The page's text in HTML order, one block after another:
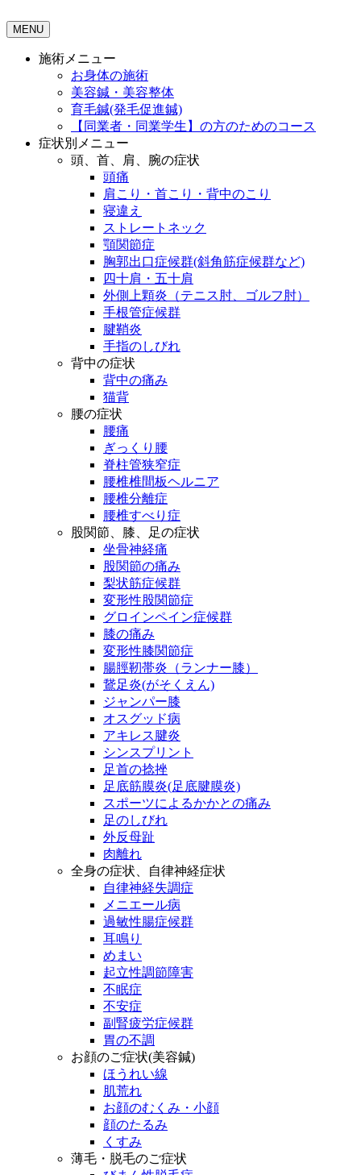
MENU
施術メニュー
お身体の施術
美容鍼・美容整体
育毛鍼(発毛促進鍼)
【同業者・同業学生】の方のためのコース
症状別メニュー
頭、首、肩、腕の症状
頭痛
肩こり・首こり・背中のこり
寝違え
ストレートネック
顎関節症
胸郭出口症候群(斜角筋症候群など)
四十肩・五十肩
外側上顆炎（テニス肘、ゴルフ肘）
手根管症候群
腱鞘炎
手指のしびれ
背中の症状
背中の痛み
猫背
腰の症状
腰痛
ぎっくり腰
脊柱管狭窄症
腰椎椎間板ヘルニア
腰椎分離症
腰椎すべり症
股関節、膝、足の症状
坐骨神経痛
股関節の痛み
梨状筋症候群
変形性股関節症
グロインペイン症候群
膝の痛み
変形性膝関節症
腸脛靭帯炎（ランナー膝）
鵞足炎(がそくえん)
ジャンパー膝
オスグッド病
アキレス腱炎
シンスプリント
足首の捻挫
足底筋膜炎(足底腱膜炎)
スポーツによるかかとの痛み
足のしびれ
外反母趾
肉離れ
全身の症状、自律神経症状
自律神経失調症
メニエール病
過敏性腸症候群
耳鳴り
めまい
起立性調節障害
不眠症
不安症
副腎疲労症候群
胃の不調
お顔のご症状(美容鍼)
ほうれい線
肌荒れ
お顔のむくみ・小顔
顔のたるみ
くすみ
薄毛・脱毛のご症状